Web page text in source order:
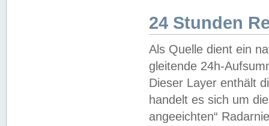
24 Stunden
Als Quelle dient ein
gleitende 24h-
Dieser Layer enthält
handelt es sich um
angeeichten“